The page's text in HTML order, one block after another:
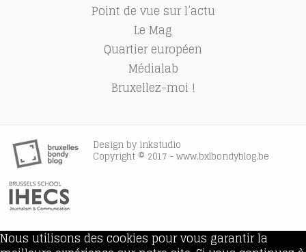
Point de vue sur l’actu
Le Mag
Quartier européen
Médialab
Bruxellez-moi !
Design by inkstudio
Copyright © 2017 - www.bxlbondyblog.be
Nous utilisons des cookies pour vous garantir la